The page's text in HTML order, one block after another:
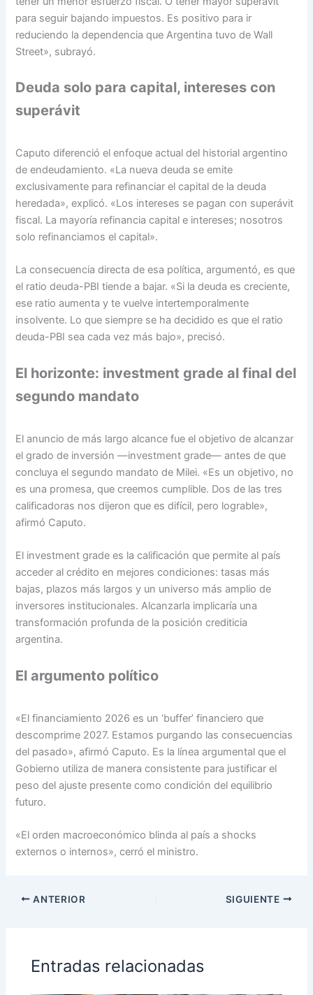
para seguir bajando impuestos. Es positivo para ir
reduciendo la dependencia que Argentina tuvo de Wall
Street», subrayó.
Deuda solo para capital, intereses con
superávit
Caputo diferenció el enfoque actual del historial argentino
de endeudamiento. «La nueva deuda se emite
exclusivamente para refinanciar el capital de la deuda
heredada», explicó. «Los intereses se pagan con superávit
fiscal. La mayoría refinancia capital e intereses; nosotros
solo refinanciamos el capital».
La consecuencia directa de esa política, argumentó, es que
el ratio deuda-PBI tiende a bajar. «Si la deuda es creciente,
ese ratio aumenta y te vuelve intertemporalmente
insolvente. Lo que siempre se ha decidido es que el ratio
deuda-PBI sea cada vez más bajo», precisó.
El horizonte: investment grade al final del
segundo mandato
El anuncio de más largo alcance fue el objetivo de alcanzar
el grado de inversión —investment grade— antes de que
concluya el segundo mandato de Milei. «Es un objetivo, no
es una promesa, que creemos cumplible. Dos de las tres
calificadoras nos dijeron que es difícil, pero lograble»,
afirmó Caputo.
El investment grade es la calificación que permite al país
acceder al crédito en mejores condiciones: tasas más
bajas, plazos más largos y un universo más amplio de
inversores institucionales. Alcanzarla implicaría una
transformación profunda de la posición crediticia
argentina.
El argumento político
«El financiamiento 2026 es un ‘buffer’ financiero que
descomprime 2027. Estamos purgando las consecuencias
del pasado», afirmó Caputo. Es la línea argumental que el
Gobierno utiliza de manera consistente para justificar el
peso del ajuste presente como condición del equilibrio
futuro.
«El orden macroeconómico blinda al país a shocks
externos o internos», cerró el ministro.
ANTERIOR SIGUIENTE
Entradas relacionadas